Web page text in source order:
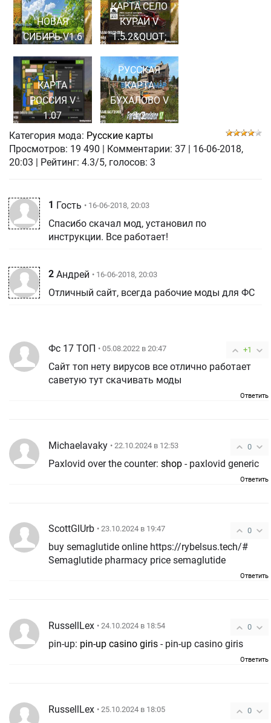
НОВАЯ
СИБИРЬ V1.6
КАРТА СЕЛО
КУРАЙ V
1.5.2&QUOT;
КАРТА
РОССИЯ V
1.07
РУССКАЯ
КАРТА
БУХАЛОВО V
3.2
Категория мода: Русские карты
Просмотров: 19 490 Комментарии: 37
16-06-2018,
20:03
| Рейтинг: 4.3/5, голосов: 3
1 Гость • 16-06-2018, 20:03
Спасибо скачал мод, установил по
инструкции. Все работает!
2 Андрей • 16-06-2018, 20:03
Отличный сайт, всегда рабочие моды для ФС
+1
Фс 17 ТОП • 05.08.2022 в 20:47
Сайт топ нету вирусов все отлично работает
саветую тут скачивать моды
Ответить
0
Michaelavaky • 22.10.2024 в 12:53
Paxlovid over the counter: shop - paxlovid generic
Ответить
0
ScottGlUrb • 23.10.2024 в 19:47
buy semaglutide online https://rybelsus.tech/#
Semaglutide pharmacy price semaglutide
Ответить
0
RussellLex • 24.10.2024 в 18:54
pin-up: pin-up casino giris - pin-up casino giris
Ответить
0
RussellLex • 25.10.2024 в 18:05